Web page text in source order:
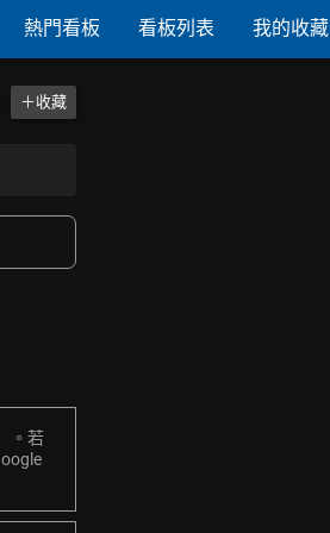
熱門看板 看板列表 我的收藏
＋收藏
。若